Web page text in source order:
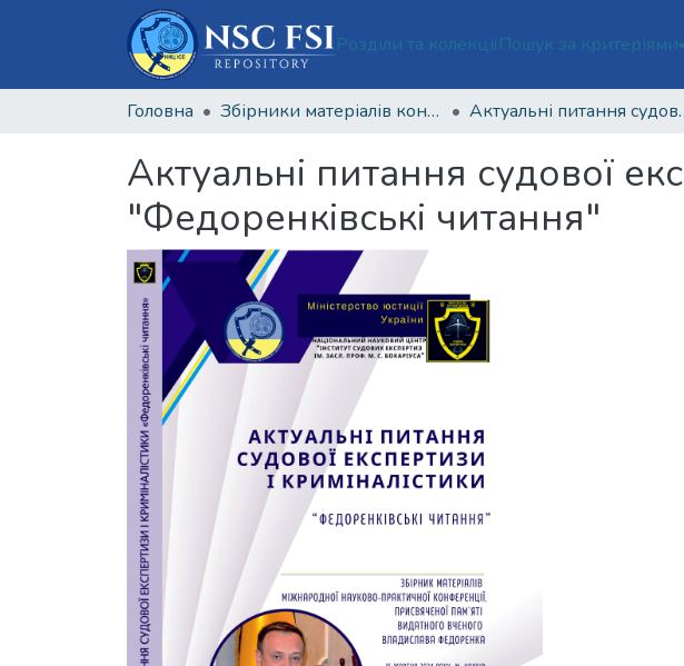
Розділи та колекціїПошук за критеріями
Головна Збірники матеріалів конференцій Національного наукового центру «Інститут судових експертиз ім. Засл. проф. М. С. Бокаріуса» Актуальні питання
Актуальні питання судової
"Федоренківські читання"